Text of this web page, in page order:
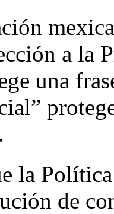
a la
una
la
de